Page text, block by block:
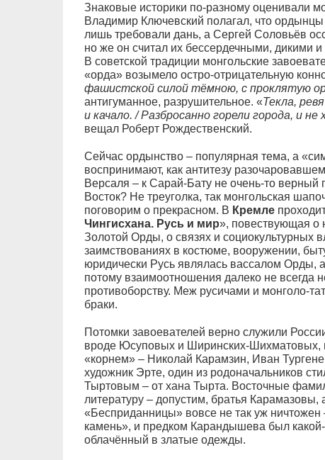
Знаковые историки по-разному оценивали
Владимир Ключевский полагал, что
лишь требовали дань, а Сергей Соловьёв
но же он считал их бессердечными, дикими
В советской традиции монгольские
«орда» возымело остро-отрицательную
фашистской силой тёмною, с проклятую
антигуманное, разрушительное. «Текла,
и качало. / Разбросанно горели города, и
вещал Роберт Рождественский.
Сейчас ордынство – популярная тема, а
воспринимают, как антитезу
Версаля – к Сарай-Бату не очень-то верный
Восток? Не треуголка, так монгольская
поговорим о прекрасном. В Кремле
Чингисхана. Русь и мир», повествующая о
Золотой Орды, о связях и социокультурных
заимствованиях в костюме, вооружении,
юридически Русь являлась вассалом Орды,
потому взаимоотношения далеко не всегда
противоборству. Меж русичами и монголо-
браки.
Потомки завоевателей верно служили
вроде Юсуповых и Ширинских-Шихматовых,
«корнем» – Николай Карамзин, Иван
художник Эрте, один из родоначальников
Тыртовым – от хана Тырта. Восточные
литературу – допустим, братья
«Бесприданницы» вовсе не так уж
камень», и предком Карандышева был
облачённый в златые одежды.